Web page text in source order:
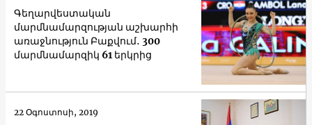
Գեղարվեստական
մարմնամարզության աշխարհի
առաջնություն Բաքվում․ 300
մարմնամարզիկ 61 երկրից
22 Օգոստոսի, 2019